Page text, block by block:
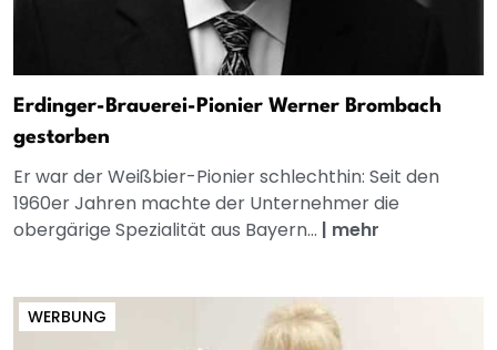
Erdinger-Brauerei-Pionier Werner Brombach
gestorben
Er war der Weißbier-Pionier schlechthin: Seit den
1960er Jahren machte der Unternehmer die
obergärige Spezialität aus Bayern... | mehr
WERBUNG